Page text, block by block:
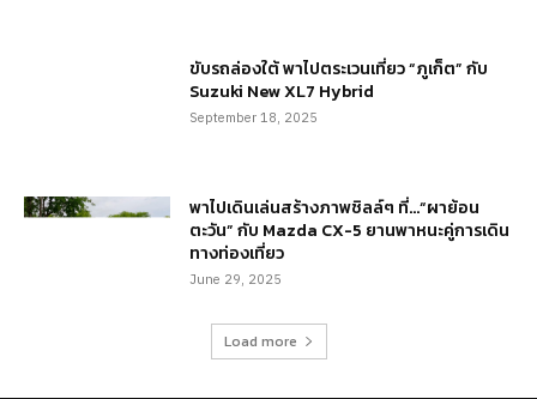
ขับรถล่องใต้ พาไปตระเวนเที่ยว “ภูเก็ต” กับ
Suzuki New XL7 Hybrid
September 18, 2025
พาไปเดินเล่นสร้างภาพชิลล์ๆ ที่…“ผาย้อน
ตะวัน” กับ Mazda CX-5 ยานพาหนะคู่การเดิน
ทางท่องเที่ยว
June 29, 2025
Load more